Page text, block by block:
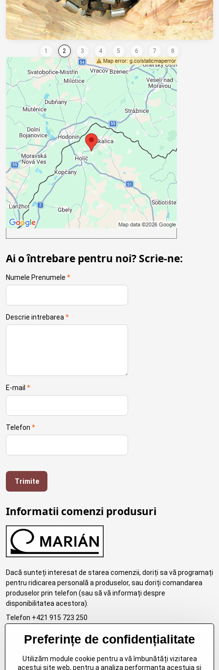
Conținutul extern este blocat de
opțiunile de confidențialitate
Doriți să încărcați conținut extern?
Admite acum
Accept- cookie type: Funcțional
Deschideți conținutul într-o fereastră nouă
Ai o întrebare pentru noi? Scrie-ne:
Numele Prenumele *
Descrie intrebarea *
E-mail *
Telefon *
Trimite
Informatii comenzi produsuri
Dacă sunteți interesat de starea comenzii, doriți sa vă programați
pentru ridicarea personală a produselor, sau doriți comandarea
produselor prin telefon (sau să vă informați despre
disponibilitatea acestora).
Telefon +421 915 723 250
Preferințe de confidențialitate
Utilizăm module cookie pentru a vă îmbunătăți vizitarea
acestui site web, pentru a analiza performanța acestuia și